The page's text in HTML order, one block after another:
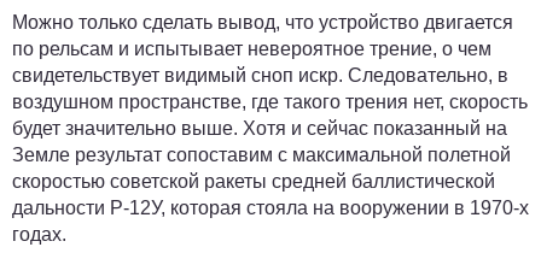
Можно только сделать вывод, что устройство двигается
по рельсам и испытывает невероятное трение, о чем
свидетельствует видимый сноп искр. Следовательно, в
воздушном пространстве, где такого трения нет, скорость
будет значительно выше. Хотя и сейчас показанный на
Земле результат сопоставим с максимальной полетной
скоростью советской ракеты средней баллистической
дальности Р-12У, которая стояла на вооружении в 1970-х
годах.